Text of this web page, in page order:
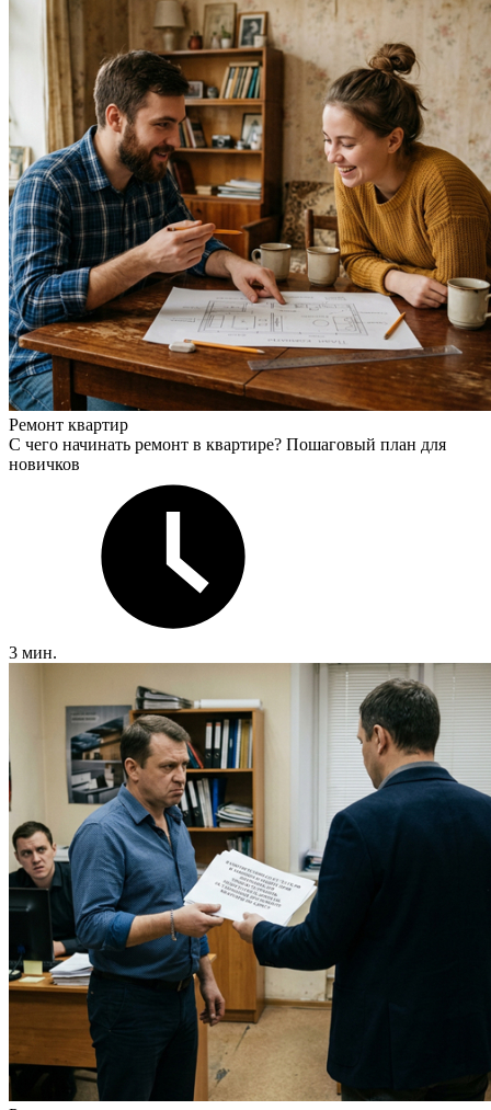
Ремонт квартир
С чего начинать ремонт в квартире? Пошаговый план для
новичков
3 мин.